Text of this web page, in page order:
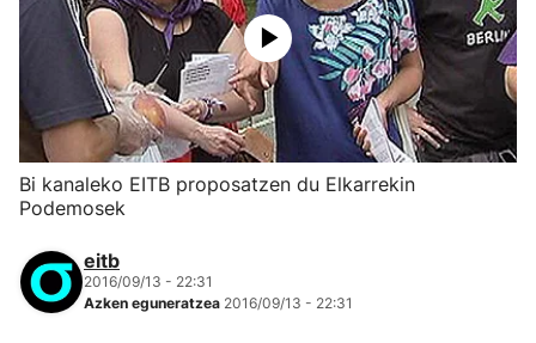
Bi kanaleko EITB proposatzen du Elkarrekin
Podemosek
eitb
2016/09/13 - 22:31
Azken eguneratzea 2016/09/13 - 22:31